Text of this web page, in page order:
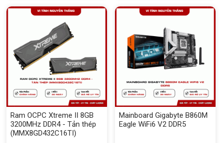
Ram OCPC Xtreme II 8GB
3200MHz DDR4 - Tản thép
(MMX8GD432C16TI)
Mainboard Gigabyte B860M
Eagle WiFi6 V2 DDR5